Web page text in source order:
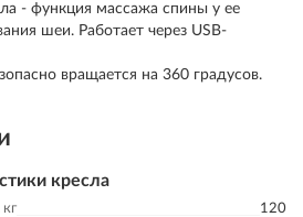
- функция массажа спины у ее
шеи. Работает через USB-
вращается на 360 градусов.
кресла
120